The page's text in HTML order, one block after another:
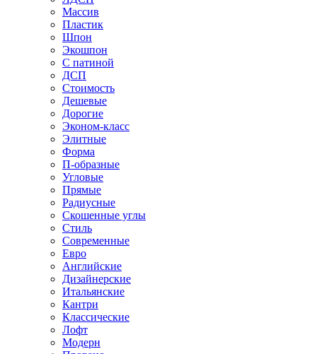
Массив
Пластик
Шпон
Экошпон
С патиной
ДСП
Стоимость
Дешевые
Дорогие
Эконом-класс
Элитные
Форма
П-образные
Угловые
Прямые
Радиусные
Скошенные углы
Стиль
Современные
Евро
Английские
Дизайнерские
Итальянские
Кантри
Классические
Лофт
Модерн